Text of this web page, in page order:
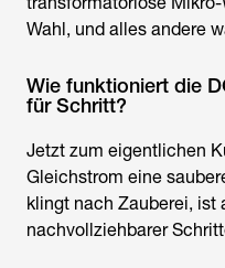
Wahl, und alles andere
Wie funktioniert die
für Schritt?
Jetzt zum eigentlichen
Gleichstrom eine
klingt nach Zauberei, ist
nachvollziehbarer